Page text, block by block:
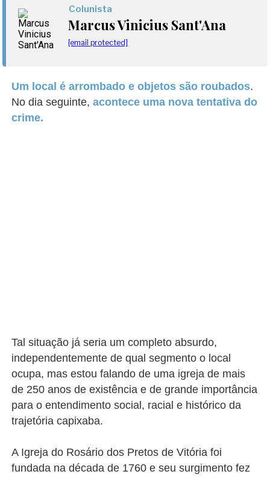
Colunista
Marcus Vinicius Sant'Ana
[email protected]
Um local é arrombado e objetos são roubados.
No dia seguinte,acontece uma nova tentativa do
crime.
Tal situação já seria um completo absurdo,
independentemente de qual segmento o local
ocupa, mas estou falando de uma igreja de mais
de 250 anos de existência e de grande importância
para o entendimento social, racial e histórico da
trajetória capixaba.
A Igreja do Rosário dos Pretos de Vitória foi
fundada na década de 1760 e seu surgimento fez